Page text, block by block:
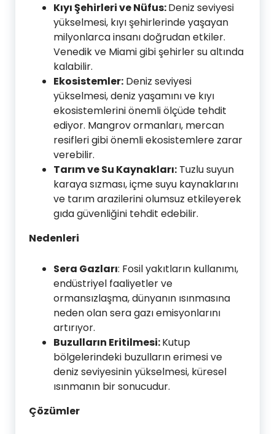
Kıyı Şehirleri ve Nüfus:Deniz seviyesi
yükselmesi, kıyı şehirlerinde yaşayan
milyonlarca insanı doğrudan etkiler.
Venedik ve Miami gibi şehirler su altında
kalabilir.
Ekosistemler: Deniz seviyesi
yükselmesi, deniz yaşamını ve kıyı
ekosistemlerini önemli ölçüde tehdit
ediyor. Mangrov ormanları, mercan
resifleri gibi önemli ekosistemlere zarar
verebilir.
Tarım ve Su Kaynakları: Tuzlu suyun
karaya sızması, içme suyu kaynaklarını
ve tarım arazilerini olumsuz etkileyerek
gıda güvenliğini tehdit edebilir.
Nedenleri
Sera Gazları: Fosil yakıtların kullanımı,
endüstriyel faaliyetler ve
ormansızlaşma, dünyanın ısınmasına
neden olan sera gazı emisyonlarını
artırıyor.
Buzulların Eritilmesi:Kutup
bölgelerindeki buzulların erimesi ve
deniz seviyesinin yükselmesi, küresel
ısınmanın bir sonucudur.
Çözümler